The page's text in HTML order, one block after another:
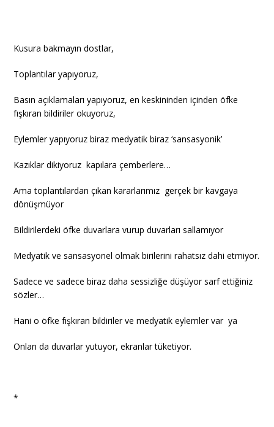
Kusura bakmayın dostlar,
Toplantılar yapıyoruz,
Basın açıklamaları yapıyoruz, en keskininden içinden öfke
fışkıran bildiriler okuyoruz,
Eylemler yapıyoruz biraz medyatik biraz ‘sansasyonik’
Kazıklar dikiyoruz kapılara çemberlere…
Ama toplantılardan çıkan kararlarımız gerçek bir kavgaya
dönüşmüyor
Bildirilerdeki öfke duvarlara vurup duvarları sallamıyor
Medyatik ve sansasyonel olmak birilerini rahatsız dahi etmiyor.
Sadece ve sadece biraz daha sessizliğe düşüyor sarf ettiğiniz
sözler…
Hani o öfke fışkıran bildiriler ve medyatik eylemler var ya
Onları da duvarlar yutuyor, ekranlar tüketiyor.
*